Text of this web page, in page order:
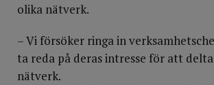
olika nätverk.
– Vi försöker ringa in
ta reda på deras intresse för att
nätverk.